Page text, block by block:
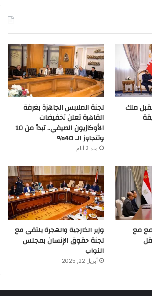
ملك
لجنة الملابس الجاهزة بغرفة
القاهرة تعلن تخفيضات
الأوكازيون الصيفي.. تبدأ من 10
وتتجاوز الـ 40%
منذ 3 أيام
مع
وزير الخارجية والهجرة يلتقى مع
لجنة حقوق الإنسان بمجلس
النواب
أبريل 22, 2025